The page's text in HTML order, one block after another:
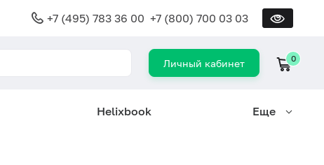
+7 (495) 783 36 00 +7 (800) 700 03 03
Личный кабинет 0
Helixbook Еще